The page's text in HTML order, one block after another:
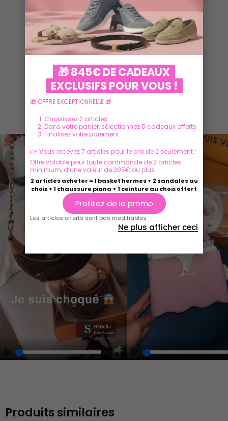
VOIR PLUS
Play Unmute
Enter
Play
Produits similaires
🎁 845€ DE CADEAUX
EXCLUSIFS POUR VOUS !
🎁 OFFRE EXCEPTIONNELLE 🎁
Choisissez 2 articles
Dans votre panier, sélectionnez 5 cadeaux offerts
Finalisez votre paiement
👉 Vous recevez 7 articles pour le prix de 2 seulement !
Offre valable pour toute commande de 2 articles
minimum, d’une valeur de 385€ ou plus.
2 articles acheter = 1 basket hermes + 2 sandales au
choix + 1 chaussure piana + 1 ceinture au choix offert
Profitez de la promo
Les articles offerts sont pas modifiables
Ne plus afficher ceci